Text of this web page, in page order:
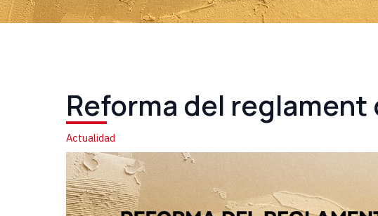
Reforma del reglament
Actualidad